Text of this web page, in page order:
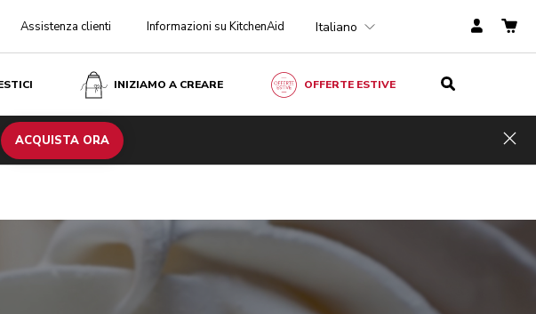
Assistenza clienti Informazioni su KitchenAid Italiano
INIZIAMO A CREARE OFFERTE ESTIVE
ACQUISTA ORA